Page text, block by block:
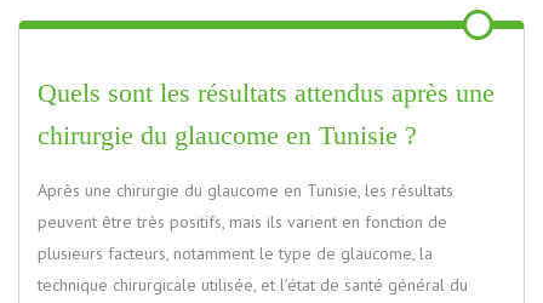
Quels sont les résultats attendus après une
chirurgie du glaucome en Tunisie ?
Après une chirurgie du glaucome en Tunisie, les résultats
peuvent être très positifs, mais ils varient en fonction de
plusieurs facteurs, notamment le type de glaucome, la
technique chirurgicale utilisée, et l’état de santé général du